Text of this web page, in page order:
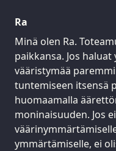
Ra
Minä olen Ra.
paikkansa. Jos
vääristymää
tuntemiseen itsensä
huomaamalla
moninaisuuden. Jos
ymmärtämiselle, ei